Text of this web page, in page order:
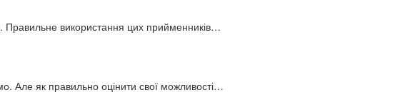
Правильне використання цих прийменників…
Але як правильно оцінити свої можливості…